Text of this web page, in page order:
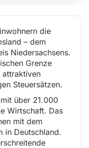
die
– dem
Niedersachsens.
Grenze
attraktiven
Steuersätzen.
über 21.000
Wirtschaft. Das
mit dem
in Deutschland.